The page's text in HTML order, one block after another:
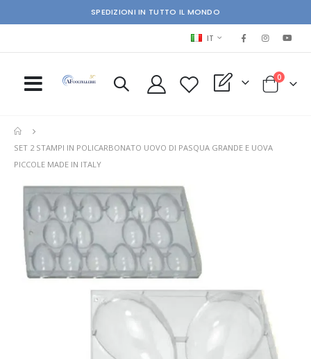
SPEDIZIONI IN TUTTO IL MONDO
LINGUA
IT
My Quote Cart
0elementi
SET 2 STAMPI IN POLICARBONATO UOVO DI PASQUA GRANDE E UOVA
PICCOLE MADE IN ITALY
Skip
the
end
the
images